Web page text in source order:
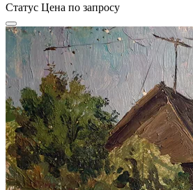
Статус Цена по запросу